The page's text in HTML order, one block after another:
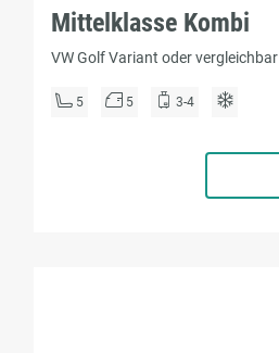
Mittelklasse Kombi
VW Golf Variant oder vergleichbar
5 5 3-4